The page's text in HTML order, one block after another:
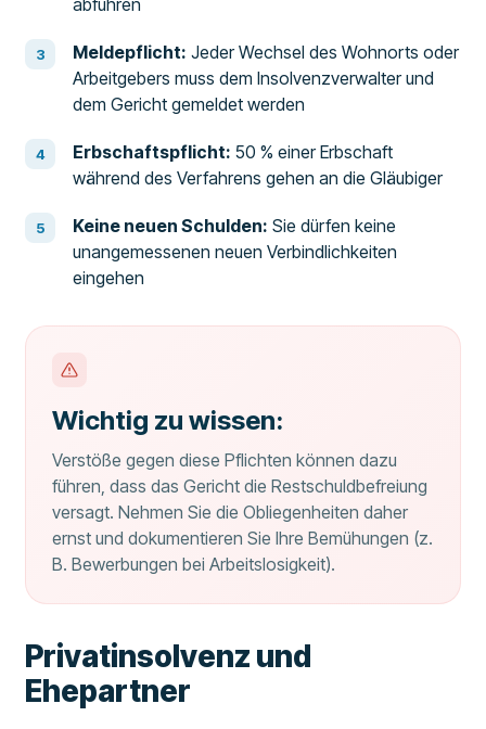
abführen
Meldepflicht: Jeder Wechsel des Wohnorts oder
Arbeitgebers muss dem Insolvenzverwalter und
dem Gericht gemeldet werden
Erbschaftspflicht: 50 % einer Erbschaft
während des Verfahrens gehen an die Gläubiger
Keine neuen Schulden: Sie dürfen keine
unangemessenen neuen Verbindlichkeiten
eingehen
Wichtig zu wissen:
Verstöße gegen diese Pflichten können dazu
führen, dass das Gericht die Restschuldbefreiung
versagt. Nehmen Sie die Obliegenheiten daher
ernst und dokumentieren Sie Ihre Bemühungen (z.
B. Bewerbungen bei Arbeitslosigkeit).
Privatinsolvenz und
Ehepartner